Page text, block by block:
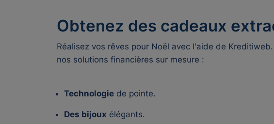
Obtenez des cadeaux
Réalisez vos rêves pour Noël avec l'aide de
nos solutions financières sur mesure :
Technologie de pointe.
Des bijoux élégants.